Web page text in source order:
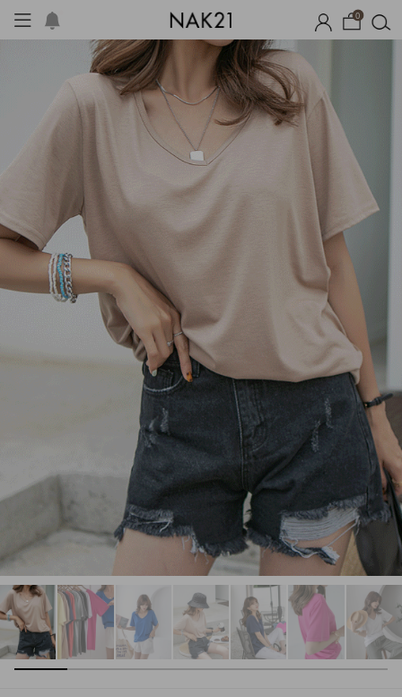
0
장마템 기획전 오늘출발 시즌